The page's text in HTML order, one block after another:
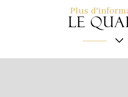
Plus
le